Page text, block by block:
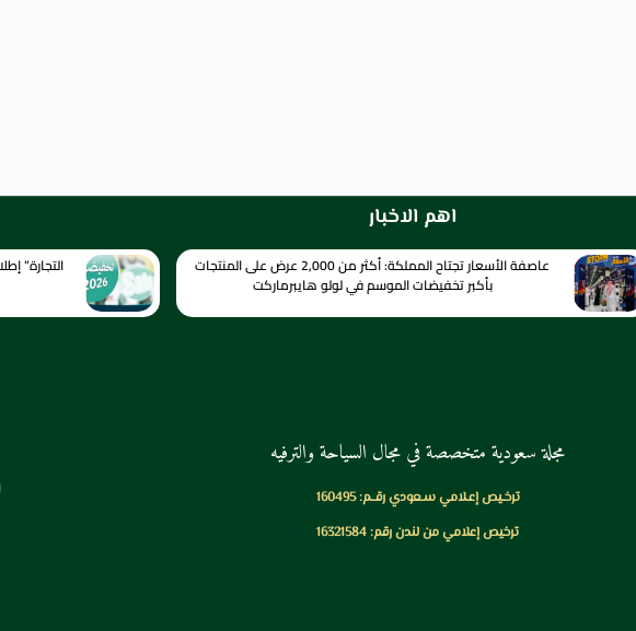
اهم الاخبار
عاصفة الأسعار تجتاح المملكة: أكثر من 2,000 عرض على المنتجات
بأكبر تخفيضات الموسم في لولو هايبرماركت
مجلة سعودية متخصصة في مجال السياحة والترفيه
ترخـيص إعـلامي سـعودي رقــم: 160495
ترخيص إعلامي من لندن رقم: 16321584